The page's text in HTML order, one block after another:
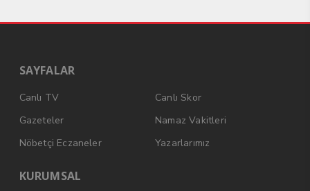
SAYFALAR
Canlı TV
Canlı Skor
Gazeteler
Namaz Vakitleri
Nöbetçi Eczaneler
Yazarlarımız
KURUMSAL